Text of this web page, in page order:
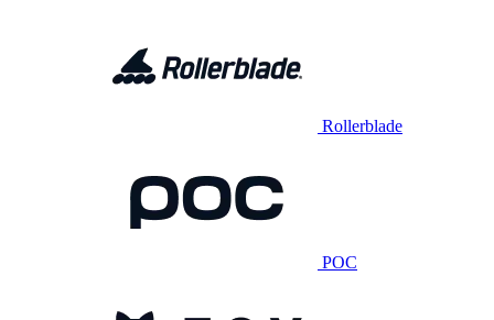
Rollerblade
POC